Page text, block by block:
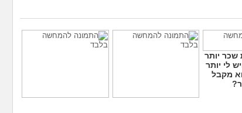
שכר יותר
לי יותר
מקבל